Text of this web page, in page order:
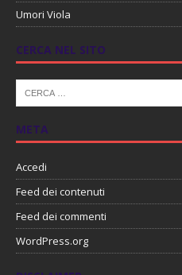
Umori Viola
CERCA NEL SITO
META
Accedi
Feed dei contenuti
Feed dei commenti
WordPress.org